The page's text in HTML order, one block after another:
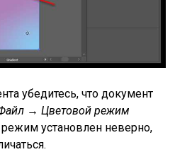
убедитесь, что документ
→ Цветовой режим
режим установлен неверно,